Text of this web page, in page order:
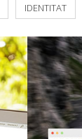
IDENTITAT